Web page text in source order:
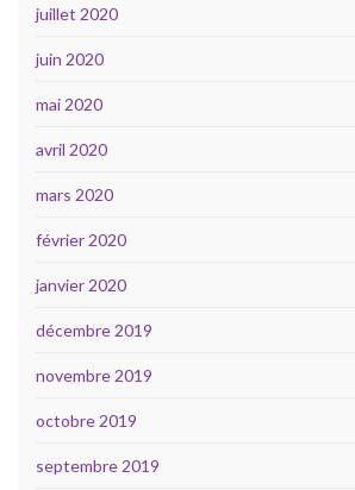
juillet 2020
juin 2020
mai 2020
avril 2020
mars 2020
février 2020
janvier 2020
décembre 2019
novembre 2019
octobre 2019
septembre 2019